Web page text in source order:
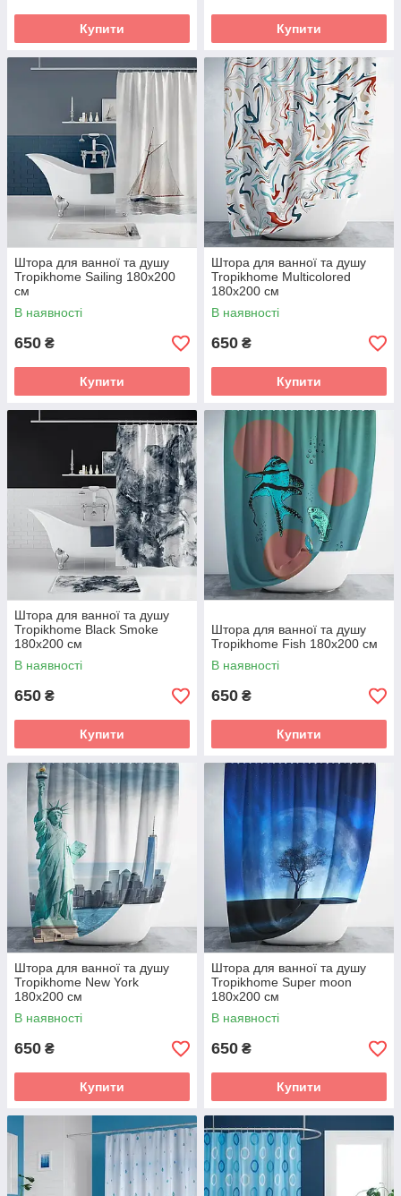
Купити Купити
Штора для ванної та душу
Tropikhome Sailing 180x200
cм
В наявності
650 ₴
Купити
Штора для ванної та душу
Tropikhome Multicolored
180x200 cм
В наявності
650 ₴
Купити
Штора для ванної та душу
Tropikhome Black Smoke
180x200 cм
В наявності
650 ₴
Купити
Штора для ванної та душу
Tropikhome Fish 180x200 cм
В наявності
650 ₴
Купити
Штора для ванної та душу
Tropikhome New York
180x200 cм
В наявності
650 ₴
Купити
Штора для ванної та душу
Tropikhome Super moon
180x200 cм
В наявності
650 ₴
Купити